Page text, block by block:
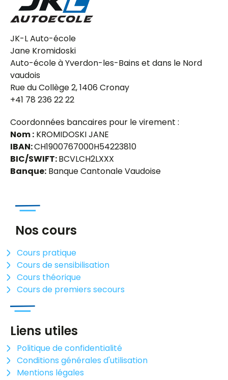
JK-L Auto-école
Jane Kromidoski
Auto-école à Yverdon-les-Bains et dans le Nord
vaudois
Rue du Collège 2, 1406 Cronay
+41 78 236 22 22
Coordonnées bancaires pour le virement :
Nom : KROMIDOSKI JANE
IBAN:CH1900767000H54223810
BIC/SWIFT:BCVLCH2LXXX
Banque: Banque Cantonale Vaudoise
Nos cours
Cours pratique
Cours de sensibilisation
Cours théorique
Cours de premiers secours
Liens utiles
Politique de confidentialité
Conditions générales d'utilisation
Mentions légales